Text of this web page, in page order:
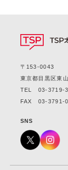
〒153-0043
東京都目黒区東
TEL 03-3719-
FAX 03-3791-
SNS